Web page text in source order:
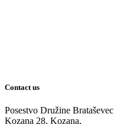
Contact us
Posestvo Družine Brataševec
Kozana 28, Kozana,